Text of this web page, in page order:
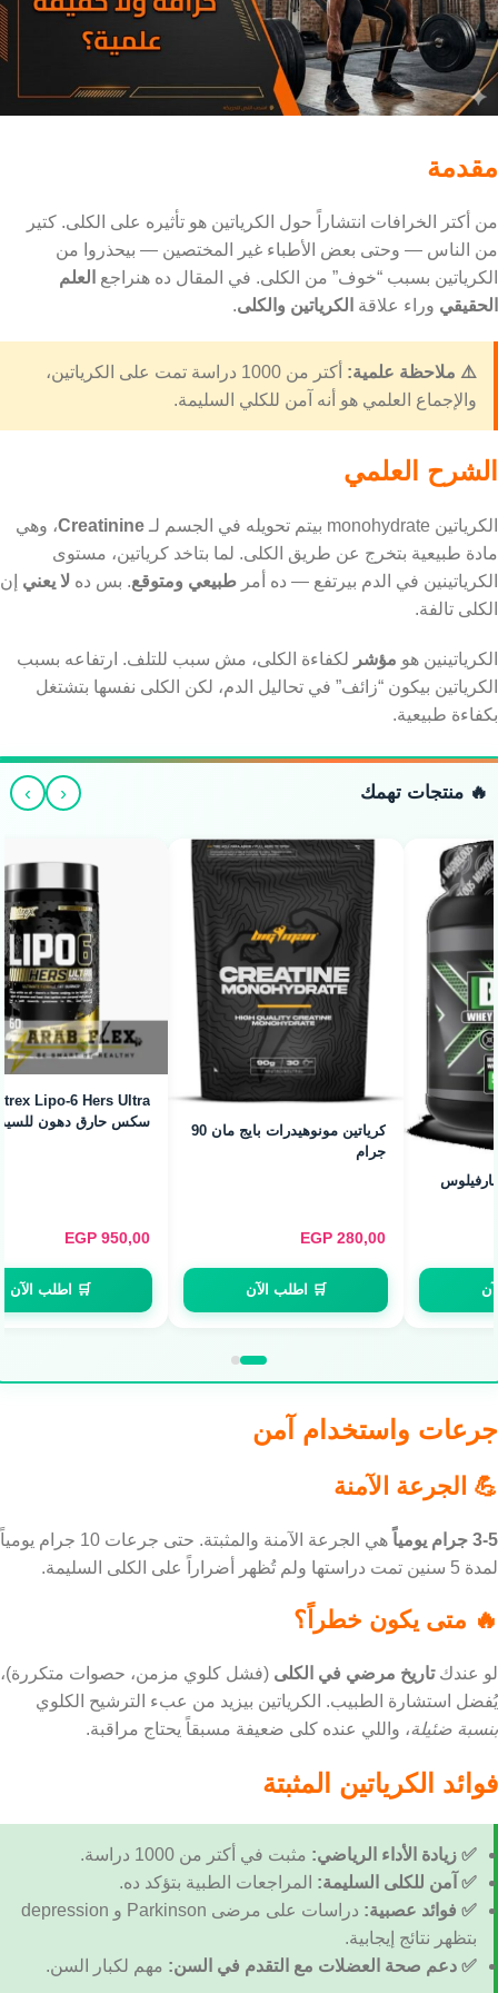
مقدمة
من أكتر الخرافات انتشاراً حول الكرياتين هو تأثيره على الكلى. كتير
من الناس — وحتى بعض الأطباء غير المختصين — بيحذروا من
الكرياتين بسبب “خوف” من الكلى. في المقال ده هنراجع العلم
الحقيقي وراء علاقة الكرياتين والكلى.
⚠️ ملاحظة علمية:
أكتر من 1000 دراسة تمت على الكرياتين،
والإجماع العلمي هو أنه آمن للكلي السليمة.
الشرح العلمي
الكرياتين monohydrate بيتم تحويله في الجسم لـ Creatinine، وهي
مادة طبيعية بتخرج عن طريق الكلى. لما بتاخد كرياتين، مستوى
الكرياتينين في الدم بيرتفع — ده أمر طبيعي ومتوقع. بس ده لا يعني إن
الكلى تالفة.
الكرياتينين هو مؤشر لكفاءة الكلى، مش سبب للتلف. ارتفاعه بسبب
الكرياتين بيكون “زائف” في تحاليل الدم، لكن الكلى نفسها بتشتغل
بكفاءة طبيعية.
🔥 منتجات تهمك ‹
›
Nutrex Lipo-6 Hers Ultra - ليبو
Caps)
EGP
🛒 اطلب الآن
Bad Ass Mass Gainer - ماس
جينر للضخامة السريعة (7kg / 70
Servings)
EGP
🛒 اطلب الآن
جرعات واستخدام آمن
💪 الجرعة الآمنة
3-5 جرام يومياً
هي الجرعة الآمنة والمثبتة. حتى جرعات 10 جرام يومياً
لمدة 5 سنين تمت دراستها ولم تُظهر أضراراً على الكلى السليمة.
🔥 متى يكون خطراً؟
لو عندكتاريخ مرضي في الكلى (فشل كلوي مزمن، حصوات متكررة)،
يُفضل استشارة الطبيب. الكرياتين بيزيد من عبء الترشيح الكلوي
بنسبة ضئيلة، واللي عنده كلى ضعيفة مسبقاً يحتاج مراقبة.
فوائد الكرياتين المثبتة
✅ زيادة الأداء الرياضي: مثبت في أكتر من 1000 دراسة.
✅ آمن للكلى السليمة: المراجعات الطبية بتؤكد ده.
✅ فوائد عصبية:
دراسات على مرضى Parkinson و depression
بتظهر نتائج إيجابية.
✅ دعم صحة العضلات مع التقدم في السن: مهم لكبار السن.